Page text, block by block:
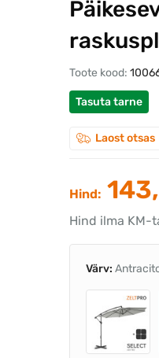
Toote kood:
Tasuta tarne
Laost otsas
Hind:
Hind ilma KM-
Värv: